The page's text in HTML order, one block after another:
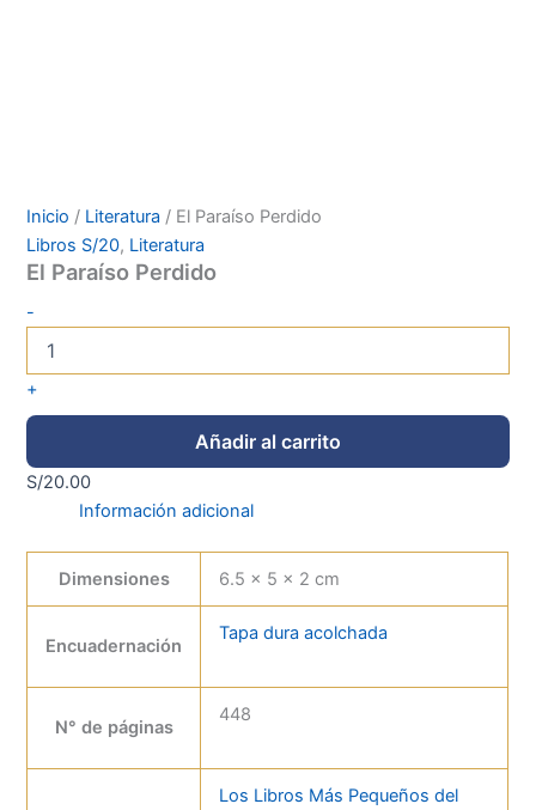
Inicio / Literatura / El Paraíso Perdido
Libros S/20, Literatura
El Paraíso Perdido
-
+
Añadir al carrito
S/20.00
Información adicional
Dimensiones 6.5 × 5 × 2 cm
Encuadernación
Tapa dura acolchada
N° de páginas
448
Los Libros Más Pequeños del